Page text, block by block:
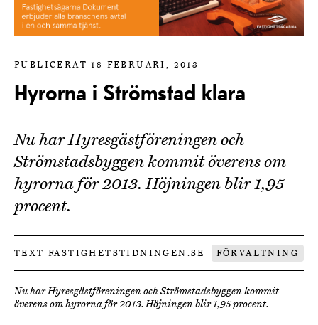
PUBLICERAT 18 FEBRUARI, 2013
Hyrorna i Strömstad klara
Nu har Hyresgästföreningen och
Strömstadsbyggen kommit överens om
hyrorna för 2013. Höjningen blir 1,95
procent.
TEXT FASTIGHETSTIDNINGEN.SE FÖRVALTNING
Nu har Hyresgästföreningen och Strömstadsbyggen kommit
överens om hyrorna för 2013. Höjningen blir 1,95 procent.